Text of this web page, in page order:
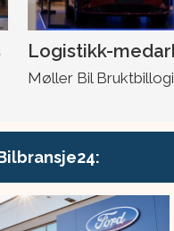
Logistikk-
Møller Bil